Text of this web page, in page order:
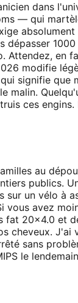
dans
— qui
en
modifie
signifie
malin.
ces
au
publics.
un vélo à
avez
20×4.0 et
cheveux.
sans
le